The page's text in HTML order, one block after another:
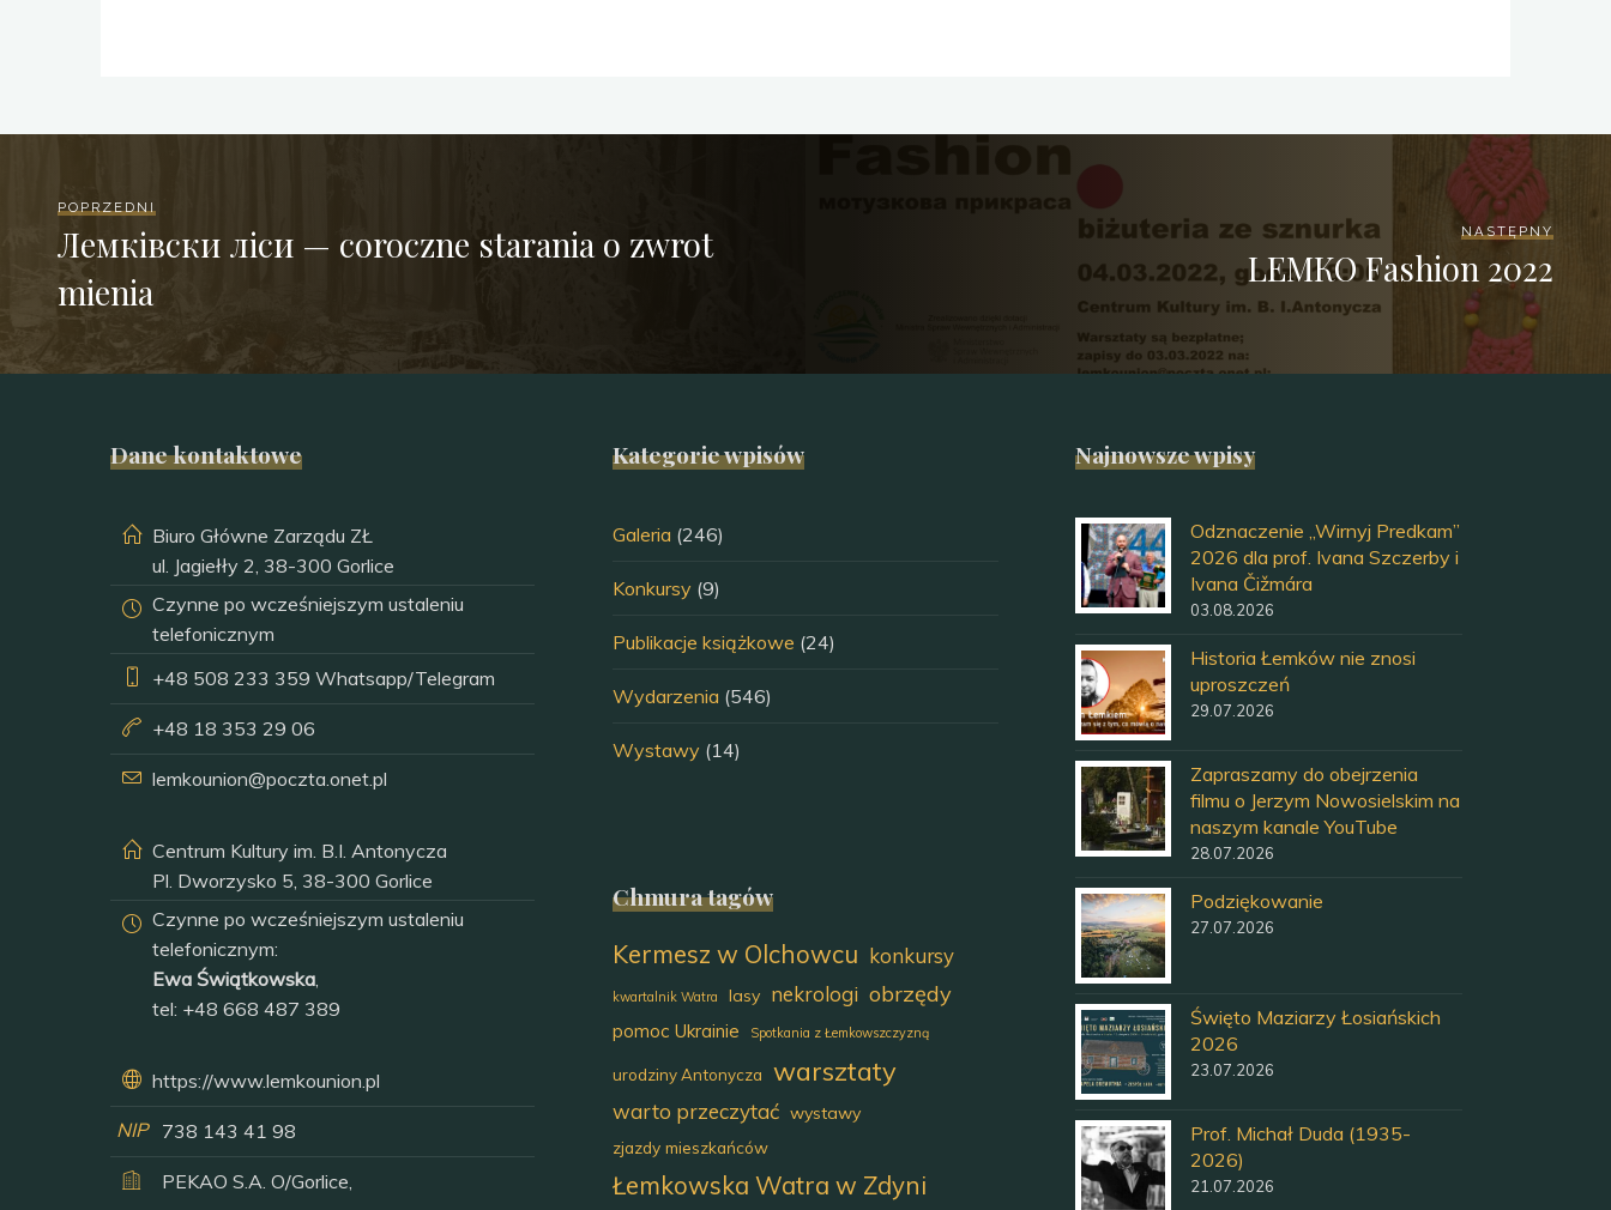
POPRZEDNI
Лемківски ліси — coroczne starania o zwrot
mienia
NASTĘPNY
LЕМКО Fashion 2022
Dane kontaktowe
Biuro Główne Zarządu ZŁ
ul. Jagiełły 2, 38-300 Gorlice
Czynne po wcześniejszym ustaleniu
telefonicznym
+48 508 233 359 Whatsapp/Telegram
+48 18 353 29 06
lemkounion@poczta.onet.pl
Centrum Kultury im. B.I. Antonycza
Pl. Dworzysko 5, 38-300 Gorlice
Czynne po wcześniejszym ustaleniu
telefonicznym:
Ewa Świątkowska,
tel: +48 668 487 389
https://www.lemkounion.pl
NIP 738 143 41 98
PEKAO S.A. O/Gorlice,
Kategorie wpisów
Galeria (246)
Konkursy (9)
Publikacje książkowe (24)
Wydarzenia (546)
Wystawy (14)
Chmura tagów
Kermesz w Olchowcu konkursy
kwartalnik Watra lasy nekrologi obrzędy
pomoc Ukrainie Spotkania z Łemkowszczyzną
urodziny Antonycza warsztaty
warto przeczytać wystawy
zjazdy mieszkańców
Łemkowska Watra w Zdyni
Najnowsze wpisy
Odznaczenie „Wirnyj Predkam”
2026 dla prof. Ivana Szczerby i
Ivana Čižmára
03.08.2026
Historia Łemków nie znosi
uproszczeń
29.07.2026
Zapraszamy do obejrzenia
filmu o Jerzym Nowosielskim na
naszym kanale YouTube
28.07.2026
Podziękowanie
27.07.2026
Święto Maziarzy Łosiańskich
2026
23.07.2026
Prof. Michał Duda (1935-
2026)
21.07.2026